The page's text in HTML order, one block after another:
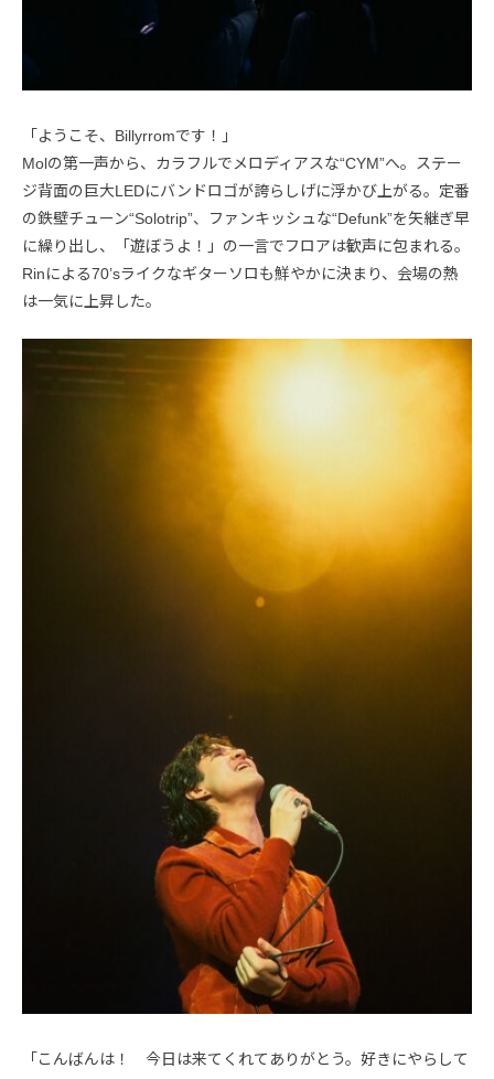
「ようこそ、Billyrromです！」
Molの第一声から、カラフルでメロディアスな“CYM”へ。ステー
ジ背面の巨大LEDにバンドロゴが誇らしげに浮かび上がる。定番
の鉄壁チューン“Solotrip”、ファンキッシュな“Defunk”を矢継ぎ早
に繰り出し、「遊ぼうよ！」の一言でフロアは歓声に包まれる。
Rinによる70’sライクなギターソロも鮮やかに決まり、会場の熱
は一気に上昇した。
「こんばんは！ 今日は来てくれてありがとう。好きにやらして